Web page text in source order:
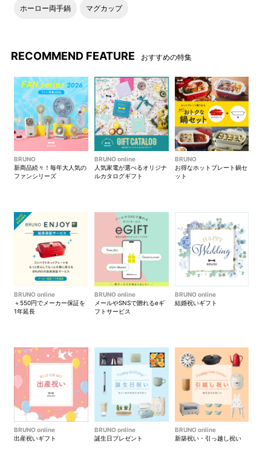
水受けトレイはさっと引き出
して洗い流せるので、面倒な
後片付けも簡単です。
減煙グリルプレートでの調理
で、余分な油を落とし、油煙
の発生を減らします。
●BRUNO直営店限定オリジナル巾着ラッピング
ナチュラルな生成り色の巾着
に、さわやかな水色のリボ
ン。しっかりとした生地を使
ホーロー両手鍋 マグカップ
RECOMMEND FEATURE おすすめの特集
BRUNO
新商品続々！毎年大人気の
ファンシリーズ
BRUNO online
人気家電が選べるオリジナ
ルカタログギフト
BRUNO
お得なホットプレート鍋セ
ット
BRUNO online
＋550円でメーカー保証を
1年延長
BRUNO online
メールやSNSで贈れるeギ
フトサービス
BRUNO online
結婚祝いギフト
BRUNO online
出産祝いギフト
BRUNO online
誕生日プレゼント
BRUNO online
新築祝い・引っ越し祝い